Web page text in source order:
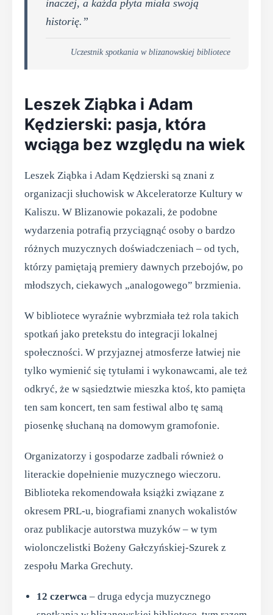
inaczej, a każda płyta miała swoją
historię.”
Uczestnik spotkania w blizanowskiej bibliotece
Leszek Ziąbka i Adam
Kędzierski: pasja, która
wciąga bez względu na wiek
Leszek Ziąbka i Adam Kędzierski są znani z
organizacji słuchowisk w Akceleratorze Kultury w
Kaliszu. W Blizanowie pokazali, że podobne
wydarzenia potrafią przyciągnąć osoby o bardzo
różnych muzycznych doświadczeniach – od tych,
którzy pamiętają premiery dawnych przebojów, po
młodszych, ciekawych „analogowego” brzmienia.
W bibliotece wyraźnie wybrzmiała też rola takich
spotkań jako pretekstu do integracji lokalnej
społeczności. W przyjaznej atmosferze łatwiej nie
tylko wymienić się tytułami i wykonawcami, ale też
odkryć, że w sąsiedztwie mieszka ktoś, kto pamięta
ten sam koncert, ten sam festiwal albo tę samą
piosenkę słuchaną na domowym gramofonie.
Organizatorzy i gospodarze zadbali również o
literackie dopełnienie muzycznego wieczoru.
Biblioteka rekomendowała książki związane z
okresem PRL-u, biografiami znanych wokalistów
oraz publikacje autorstwa muzyków – w tym
wiolonczelistki Bożeny Gałczyńskiej-Szurek z
zespołu Marka Grechuty.
12 czerwca – druga edycja muzycznego